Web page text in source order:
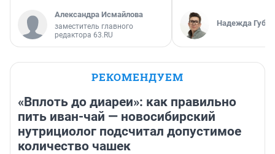
Александра Исмайлова
заместитель главного
редактора 63.RU
Надежда
РЕКОМЕНДУЕМ
«Вплоть до диареи»: как правильно
пить иван-чай — новосибирский
нутрициолог подсчитал допустимое
количество чашек